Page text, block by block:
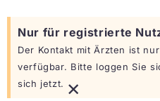
Nur für registrierte
Der Kontakt mit Ärzten ist
verfügbar. Bitte loggen Sie
sich jetzt. ×